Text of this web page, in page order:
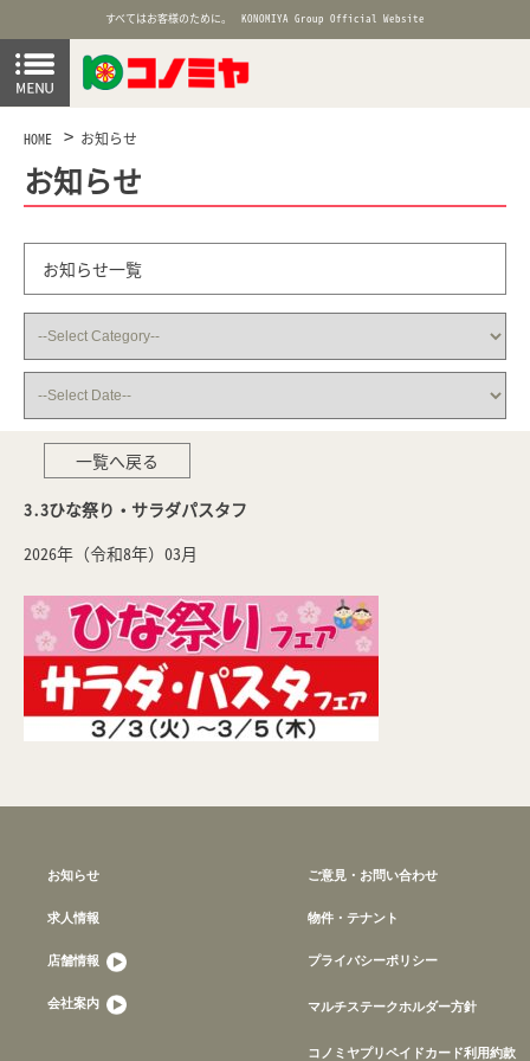
すべてはお客様のために。 KONOMIYA Group Official Website
HOME お知らせ
お知らせ
お知らせ一覧
一覧へ戻る
3.3ひな祭り・サラダパスタフ
2026年（令和8年）03月
お知らせ
求人情報
店舗情報
会社案内
ご意見・お問い合わせ
物件・テナント
プライバシーポリシー
マルチステークホルダー方針
コノミヤプリペイドカード利用約款